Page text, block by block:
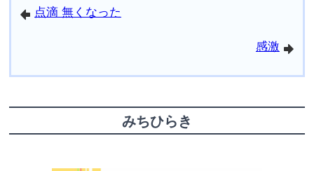
arrowleft 点滴 無くなった
arrowright
感激
みちひらき